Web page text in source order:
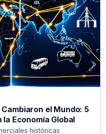
el Mundo: 5
Economía Global
históricas